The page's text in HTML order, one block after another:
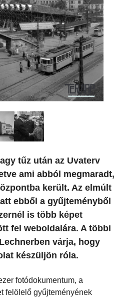
tűz után az Uvaterv
ami abból megmaradt,
került. Az elmúlt
ebből a gyűjteményből
is több képet
fel weboldalára. A többi
várja, hogy
készüljön róla.
fotódokumentum, a
felölelő gyűjteményének